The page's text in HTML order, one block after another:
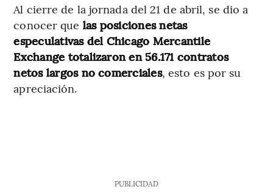
Al cierre de la jornada del 21 de abril, se dio a
conocer que las posiciones netas
especulativas del Chicago Mercantile
Exchange totalizaron en 56.171 contratos
netos largos no comerciales, esto es por su
apreciación.
PUBLICIDAD